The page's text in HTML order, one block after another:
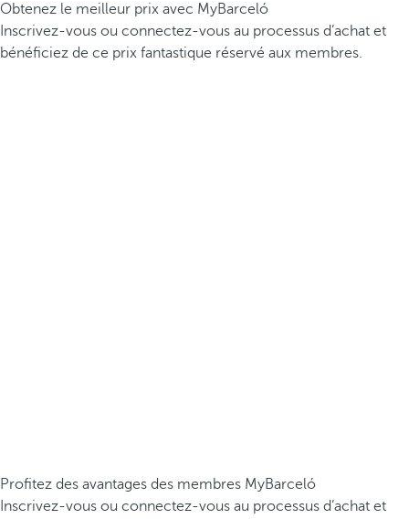
Obtenez le meilleur prix avec MyBarceló
Inscrivez-vous ou connectez-vous au processus d’achat et
bénéficiez de ce prix fantastique réservé aux membres.
Profitez des avantages des membres MyBarceló
Inscrivez-vous ou connectez-vous au processus d’achat et